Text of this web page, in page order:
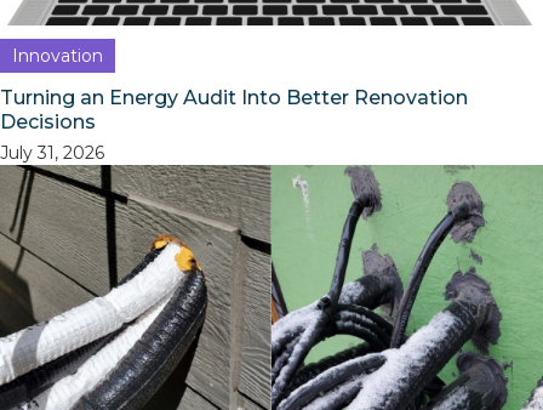
Innovation
Turning an Energy Audit Into Better Renovation
Decisions
July 31, 2026